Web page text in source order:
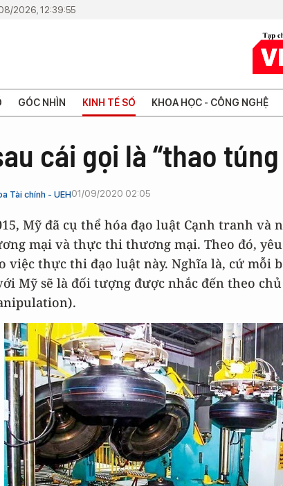
2026, 12:39:55
GÓC NHÌN KINH TẾ SỐ KHOA HỌC - CÔNG NGHỆ
cái gọi là “thao
Tài chính - UEH01/09/2020 02:05
Mỹ đã cụ thể hóa đạo luật Cạnh tranh và
mại và thực thi thương mại. Theo đó,
việc thực thi đạo luật này. Nghĩa là, cứ mỗi
Mỹ sẽ là đối tượng được nhắc đến theo